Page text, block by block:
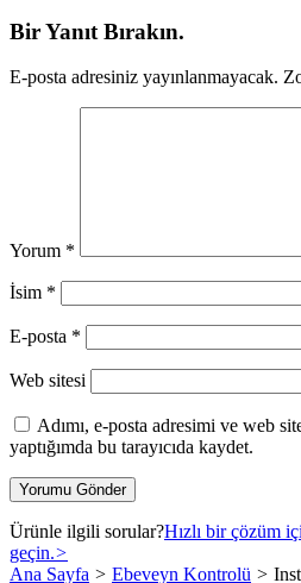
Bir Yanıt Bırakın.
E-posta adresiniz yayınlanmayacak.
Yorum *
İsim *
E-posta *
Web sitesi
Adımı, e-posta adresimi ve web
yaptığımda bu tarayıcıda kaydet.
Ürünle ilgili sorular?Hızlı bir çözüm
geçin.>
Ana Sayfa > Ebeveyn Kontrolü >